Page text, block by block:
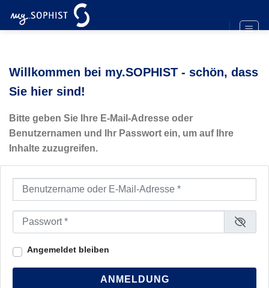
Inhalt
Willkommen bei my.SOPHIST - schön, dass
Sie hier sind!
Bitte geben Sie Ihre E-Mail-Adresse oder
Benutzernamen und Ihr Passwort ein, um auf Ihre
Inhalte zuzugreifen.
Benutzername oder E-Mail-Adresse
Passwort
Angemeldet bleiben
ANMELDUNG